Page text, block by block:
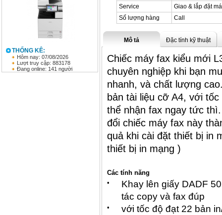
THỐNG KÊ:
Hôm nay: 07/08/2026
Lượt truy cập: 883178
Đang online: 141 người
Service
Giao & lắp đặt
Số lượng hàng
Call
Mô tả Đặc tính kỹ thuật
Chiếc máy fax kiểu mới
chuyên nghiệp khi bạn
nhanh, và chất lượng
bản tài liệu cỡ A4, với
thể nhận fax ngay tức
đổi chiếc máy fax này
quả khi cài đặt thiết bị in
thiết bị in mạng )
Các tính năng
•
Khay lên giấy DADF
tác copy và fax đúp
• với tốc độ đạt 22 bản